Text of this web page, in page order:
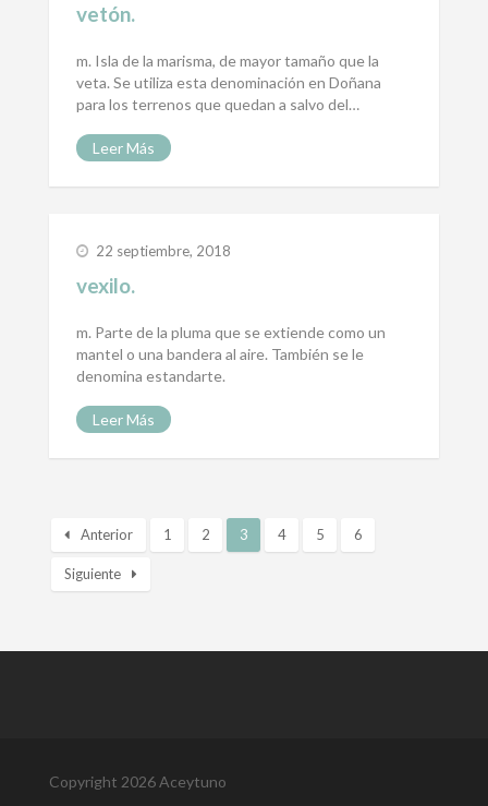
vetón.
m. Isla de la marisma, de mayor tamaño que la
veta. Se utiliza esta denominación en Doñana
para los terrenos que quedan a salvo del…
Leer Más
22 septiembre, 2018
vexilo.
m. Parte de la pluma que se extiende como un
mantel o una bandera al aire. También se le
denomina estandarte.
Leer Más
Anterior 1 2 3 4 5 6
Siguiente
Copyright 2026 Aceytuno